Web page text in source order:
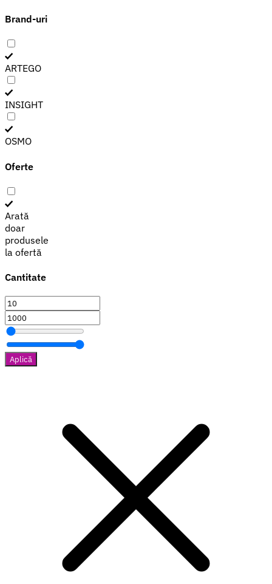
Brand-uri
ARTEGO
INSIGHT
OSMO
Oferte
Arată
doar
produsele
la ofertă
Cantitate
Aplică